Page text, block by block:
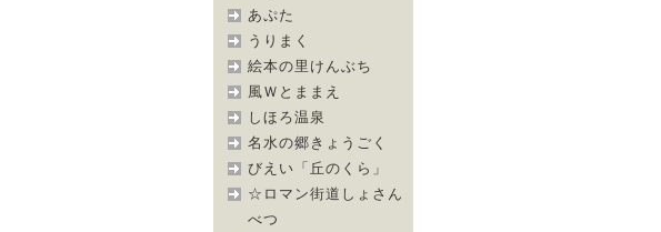
あぷた
うりまく
絵本の里けんぶち
風Ｗとままえ
しほろ温泉
名水の郷きょうごく
びえい「丘のくら」
☆ロマン街道しょさん
べつ